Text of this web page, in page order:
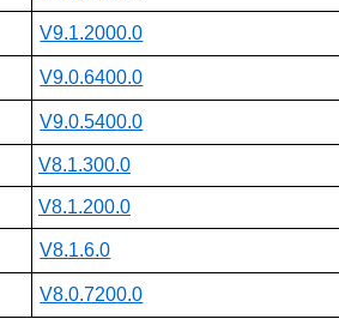
V9.1.2000.0
V9.0.6400.0
V9.0.5400.0
V8.1.300.0
V8.1.200.0
V8.1.6.0
V8.0.7200.0